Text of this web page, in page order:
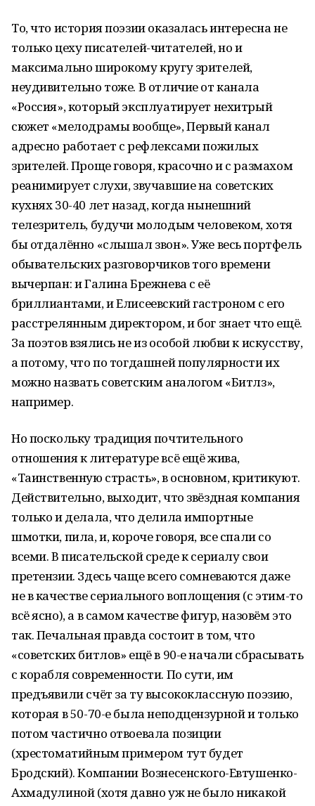
То, что история поэзии оказалась интересна не
только цеху писателей-читателей, но и
максимально широкому кругу зрителей,
неудивительно тоже. В отличие от канала
«Россия», который эксплуатирует нехитрый
сюжет «мелодрамы вообще», Первый канал
адресно работает с рефлексами пожилых
зрителей. Проще говоря, красочно и с размахом
реанимирует слухи, звучавшие на советских
кухнях 30-40 лет назад, когда нынешний
телезритель, будучи молодым человеком, хотя
бы отдалённо «слышал звон». Уже весь портфель
обывательских разговорчиков того времени
вычерпан: и Галина Брежнева с её
бриллиантами, и Елисеевский гастроном с его
расстрелянным директором, и бог знает что ещё.
За поэтов взялись не из особой любви к искусству,
а потому, что по тогдашней популярности их
можно назвать советским аналогом «Битлз»,
например.
Но поскольку традиция почтительного
отношения к литературе всё ещё жива,
«Таинственную страсть», в основном, критикуют.
Действительно, выходит, что звёздная компания
только и делала, что делила импортные
шмотки, пила, и, короче говоря, все спали со
всеми. В писательской среде к сериалу свои
претензии. Здесь чаще всего сомневаются даже
не в качестве сериального воплощения (с этим-то
всё ясно), а в самом качестве фигур, назовём это
так. Печальная правда состоит в том, что
«советских битлов» ещё в 90-е начали сбрасывать
с корабля современности. По сути, им
предъявили счёт за ту высококлассную поэзию,
которая в 50-70-е была неподцензурной и только
потом частично отвоевала позиции
(хрестоматийным примером тут будет
Бродский). Компании Вознесенского-Евтушенко-
Ахмадулиной (хотя давно уж не было никакой